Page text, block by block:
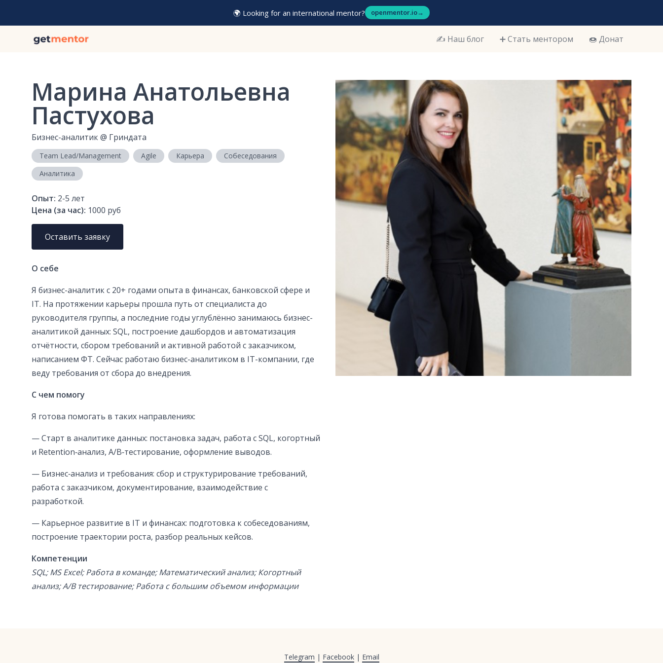
🌍 Looking for an international mentor? openmentor.io→
✍️ Наш блог ➕ Стать ментором 🍩 Донат
Марина Анатольевна
Пастухова
Бизнес-аналитик@ Гриндата
Team Lead/Management Agile Карьера
Собеседования
Аналитика
Опыт: 2-5 лет
Цена (за час): 1000 руб
Оставить заявку
О себе
Я бизнес-аналитик с 20+ годами опыта в финансах, банковской сфере и
IT. На протяжении карьеры прошла путь от специалиста до
руководителя группы, а последние годы углублённо занимаюсь бизнес-
аналитикой данных: SQL, построение дашбордов и автоматизация
отчётности, сбором требований и активной работой с заказчиком,
написанием ФТ. Сейчас работаю бизнес-аналитиком в IT-компании, где
веду требования от сбора до внедрения.
С чем помогу
Я готова помогать в таких направлениях:
— Старт в аналитике данных: постановка задач, работа с SQL, когортный
и Retention‑анализ, А/В‑тестирование, оформление выводов.
— Бизнес‑анализ и требования: сбор и структурирование требований,
работа с заказчиком, документирование, взаимодействие с
разработкой.
— Карьерное развитие в IT и финансах: подготовка к собеседованиям,
построение траектории роста, разбор реальных кейсов.
Компетенции
SQL; MS Excel; Работа в команде; Математический анализ; Когортный
анализ; А/В тестирование; Работа с большим объемом информации
Telegram | Facebook| Email